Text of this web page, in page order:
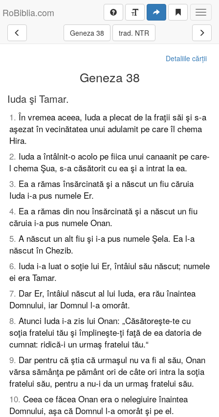
RoBiblia.com
Geneza 38 trad. NTR
Detaliile cărții
Geneza 38
Iuda şi Tamar.
1. În vremea aceea, Iuda a plecat de la fraţii săi şi s-a
aşezat în vecinătatea unui adulamit pe care îl chema
Hira.
2. Iuda a întâlnit-o acolo pe fiica unui canaanit pe care-
l chema Şua, s-a căsătorit cu ea şi a intrat la ea.
3. Ea a rămas însărcinată şi a născut un fiu căruia
Iuda i-a pus numele Er.
4. Ea a rămas din nou însărcinată şi a născut un fiu
căruia i-a pus numele Onan.
5. A născut un alt fiu şi i-a pus numele Şela. Ea l-a
născut în Chezib.
6. Iuda i-a luat o soţie lui Er, întâiul său născut; numele
ei era Tamar.
7. Dar Er, întâiul născut al lui Iuda, era rău înaintea
Domnului, iar Domnul l-a omorât.
8. Atunci Iuda i-a zis lui Onan: „Căsătoreşte-te cu
soţia fratelui tău şi împlineşte-ţi faţă de ea datoria de
cumnat: ridică-i un urmaş fratelui tău.“
9. Dar pentru că ştia că urmaşul nu va fi al său, Onan
vărsa sămânţa pe pământ ori de câte ori intra la soţia
fratelui său, pentru a nu-i da un urmaş fratelui său.
10. Ceea ce făcea Onan era o nelegiuire înaintea
Domnului, aşa că Domnul l-a omorât şi pe el.